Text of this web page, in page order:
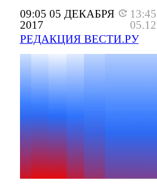
09:05 05 ДЕКАБРЯ
2017
13:45
РЕДАКЦИЯ ВЕСТИ.РУ